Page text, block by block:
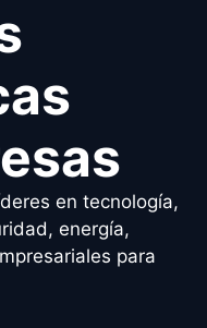
en tecnología,
energía,
para